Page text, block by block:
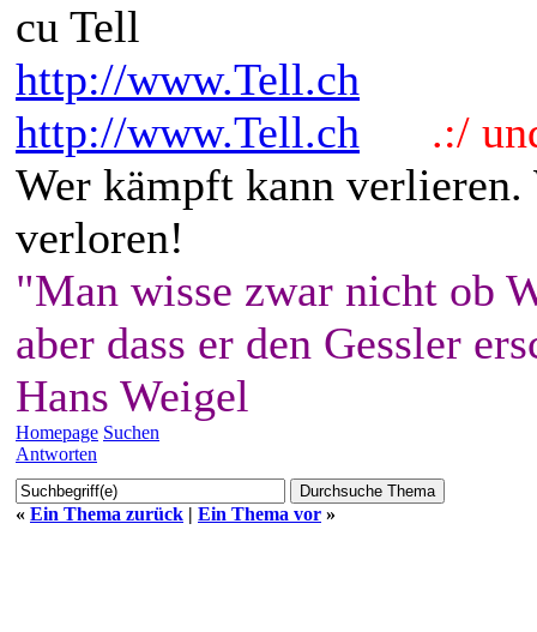
cu Tell
http://www.Tell.ch
http://www.Tell.ch
.:/
Wer kämpft kann
verloren!
"Man wisse zwar nicht ob
aber dass er den Gessler
Hans Weigel
Homepage Suchen
Antworten
« Ein Thema zurück | Ein Thema vor »